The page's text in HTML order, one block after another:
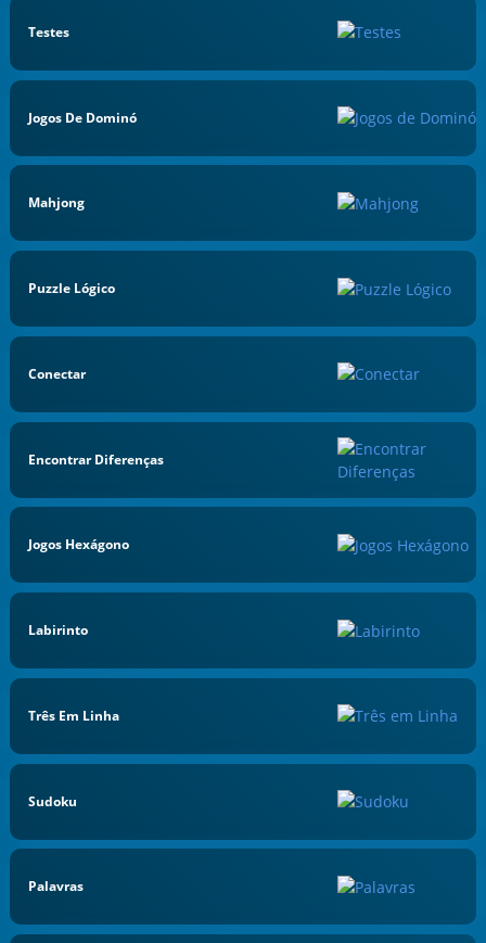
Testes
Jogos De Dominó
Mahjong
Puzzle Lógico
Conectar
Encontrar Diferenças
Jogos Hexágono
Labirinto
Três Em Linha
Sudoku
Palavras